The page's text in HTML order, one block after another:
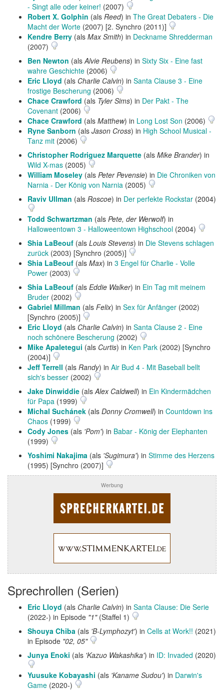
- Singt alle oder keiner! (2007)
Robert X. Golphin (als Reed) in The Great Debaters - Die
Macht der Worte (2007) [2. Synchro (2011)]
Kendre Berry (als Max Smith) in Deckname Shredderman
(2007)
Ben Newton (als Alvie Reubens) in Sixty Six - Eine fast
wahre Geschichte (2006)
Eric Lloyd (als Charlie Calvin) in Santa Clause 3 - Eine
frostige Bescherung (2006)
Chace Crawford (als Tyler Sims) in Der Pakt - The
Covenant (2006)
Chace Crawford (als Matthew) in Long Lost Son (2006)
Ryne Sanborn (als Jason Cross) in High School Musical -
Tanz mit (2006)
Christopher Rodriguez Marquette (als Mike Brander) in
Wild X-mas (2005)
William Moseley (als Peter Pevensie) in Die Chroniken von
Narnia - Der König von Narnia (2005)
Raviv Ullman (als Roscoe) in Der perfekte Rockstar (2004)
Todd Schwartzman (als Pete, der Werwolf) in
Halloweentown 3 - Halloweentown Highschool (2004)
Shia LaBeouf (als Louis Stevens) in Die Stevens schlagen
zurück (2003) [Synchro (2005)]
Shia LaBeouf (als Max) in 3 Engel für Charlie - Volle
Power (2003)
Shia LaBeouf (als Eddie Walker) in Ein Tag mit meinem
Bruder (2002)
Gabriel Millman (als Felix) in Sex für Anfänger (2002)
[Synchro (2005)]
Eric Lloyd (als Charlie Calvin) in Santa Clause 2 - Eine
noch schönere Bescherung (2002)
Mike Apaletegui (als Curtis) in Ken Park (2002) [Synchro
(2004)]
Jeff Terrell (als Randy) in Air Bud 4 - Mit Baseball bellt
sich's besser (2002)
Jake Dinwiddie (als Alex Caldwell) in Ein Kindermädchen
für Papa (1999)
Michal Suchánek (als Donny Cromwell) in Countdown ins
Chaos (1999)
Cody Jones (als 'Pom') in Babar - König der Elephanten
(1999)
Yoshimi Nakajima (als 'Sugimura') in Stimme des Herzens
(1995) [Synchro (2007)]
Werbung
Sprechrollen (Serien)
Eric Lloyd (als Charlie Calvin) in Santa Clause: Die Serie
(2022-) in Episode "1"(Staffel 1)
Shouya Chiba (als 'B-Lymphozyt') in Cells at Work!! (2021)
in Episode "02, 05"
Junya Enoki (als 'Kazuo Wakashika') in ID: Invaded (2020)
Yuusuke Kobayashi (als 'Kaname Sudou') in Darwin's
Game (2020-)